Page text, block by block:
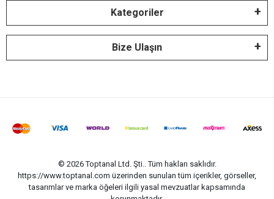
Kategoriler
Bize Ulaşın
© 2026 Toptanal Ltd. Şti.. Tüm hakları saklıdır.
https://www.toptanal.com üzerinden sunulan tüm içerikler, görseller,
tasarımlar ve marka öğeleri ilgili yasal mevzuatlar kapsamında